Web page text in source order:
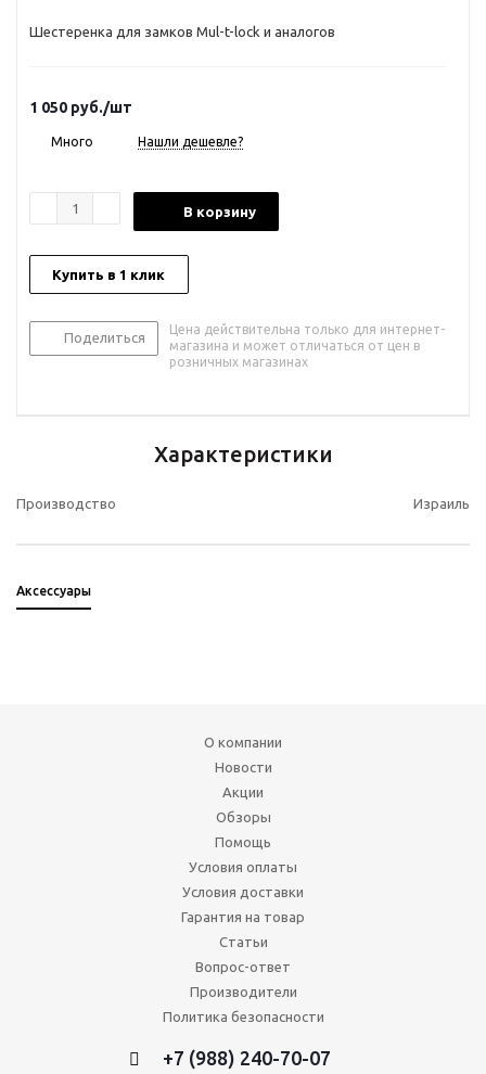
Шестеренка для замков Mul-t-lock и аналогов
1 050 руб./шт
Много Нашли дешевле?
В корзину
Купить в 1 клик
Поделиться
Цена действительна только для интернет-
магазина и может отличаться от цен в
розничных магазинах
Характеристики
Производство Израиль
Аксессуары
О компании
Новости
Акции
Обзоры
Помощь
Условия оплаты
Условия доставки
Гарантия на товар
Статьи
Вопрос-ответ
Производители
Политика безопасности
+7 (988) 240-70-07